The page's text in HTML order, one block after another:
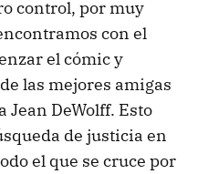
control, por muy
con el
el cómic y
las mejores amigas
DeWolff. Esto
de justicia en
el que se cruce por